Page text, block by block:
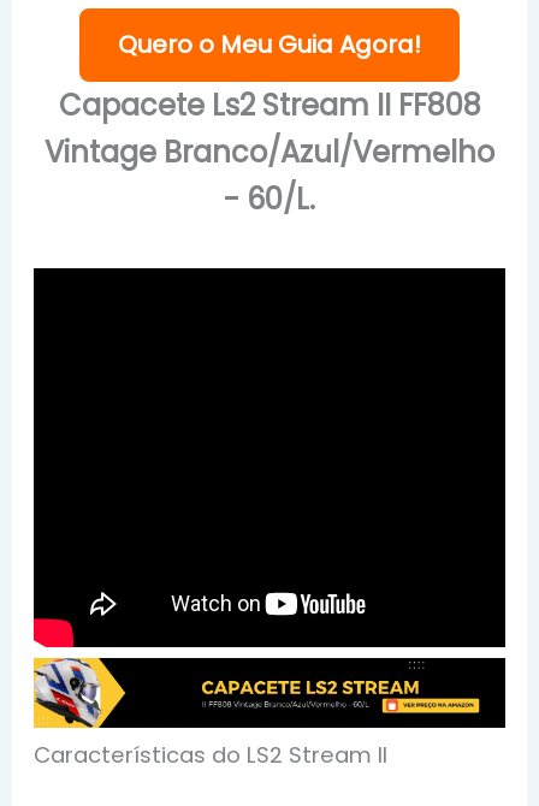
Quero o Meu Guia Agora!
Capacete Ls2 Stream II FF808
Vintage Branco/Azul/Vermelho
- 60/L.
Características do LS2 Stream II